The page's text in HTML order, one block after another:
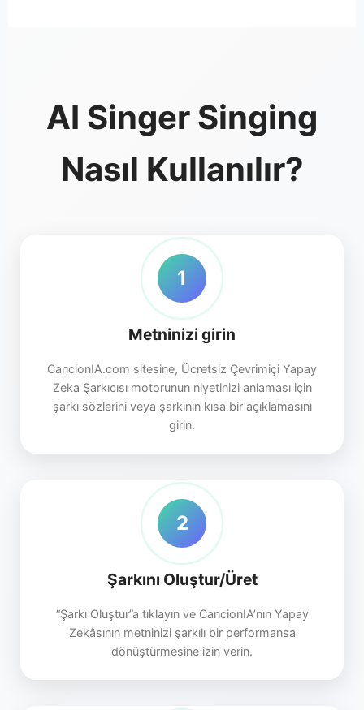
AI Singer Singing
Nasıl Kullanılır?
1
Metninizi girin
CancionIA.com sitesine, Ücretsiz Çevrimiçi Yapay
Zeka Şarkıcısı motorunun niyetinizi anlaması için
şarkı sözlerini veya şarkının kısa bir açıklamasını
girin.
2
Şarkını Oluştur/Üret
“Şarkı Oluştur”a tıklayın ve CancionIA’nın Yapay
Zekâsının metninizi şarkılı bir performansa
dönüştürmesine izin verin.